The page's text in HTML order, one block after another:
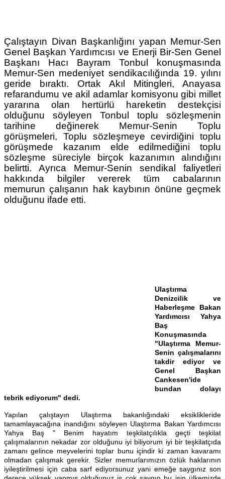
Çalıştayın Divan Başkanlığını yapan Memur-Sen
Genel Başkan Yardımcısı ve Enerji Bir-Sen Genel
Başkanı Hacı Bayram Tonbul konuşmasında
Memur-Sen medeniyet sendikacılığında 19. yılını
geride bıraktı. Ortak Akıl Mitingleri, Anayasa
refarandumu ve akil adamlar komisyonu gibi millet
yararına olan hertürlü hareketin destekçisi
olduğunu söyleyen Tonbul toplu sözleşmenin
tarihine değinerek Memur-Senin Toplu
görüşmeleri, Toplu sözleşmeye cevirdiğini toplu
görüşmede kazanım elde edilmediğini toplu
sözleşme süreciyle birçok kazanımın alındığını
belirtti. Ayrıca Memur-Senin sendikal faliyetleri
hakkında bilgiler vererek tüm cabalarının
memurun çalışanın hak kaybının önüne geçmek
olduğunu ifade etti.
Ulaştırma
Denizcilik ve
Haberleşme Bakan
Yardımcısı Yahya
Baş
Konuşmasında
"Ulaştırma Memur-
Senin çalışmalarını
takdir ediyor ve
Genel Başkan
Cankesen'ide
bundan dolayı
tebrik ediyorum" dedi.
Yapılan çalıştayın Ulaştırma bakanlığındaki eksiklikleride
tamamlayacağına inandığını söyleyen Ulaştırma Bakan Yardımcısı
Yahya Baş " Benim hayatım teşkilatçılıkla geçti teşkilat
çalışmalarının nekadar zor olduğunu iyi biliyorum iyi bir teşkilatçıda
zamanı gelince meyvelerini toplar bunu içindir ki zaman kavaramı
olmadan çalışmak gerekir. Sizler memurlarımızın özlük haklarının
iyileştirilmesi için caba sarf ediyorsunuz yani emeğe saygınız son